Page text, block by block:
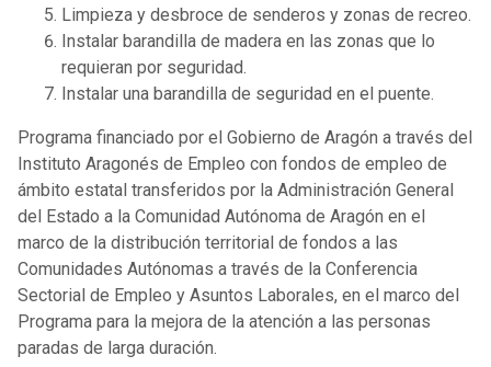
Limpieza y desbroce de senderos y zonas de recreo.
Instalar barandilla de madera en las zonas que lo
requieran por seguridad.
Instalar una barandilla de seguridad en el puente.
Programa financiado por el Gobierno de Aragón a través del
Instituto Aragonés de Empleo con fondos de empleo de
ámbito estatal transferidos por la Administración General
del Estado a la Comunidad Autónoma de Aragón en el
marco de la distribución territorial de fondos a las
Comunidades Autónomas a través de la Conferencia
Sectorial de Empleo y Asuntos Laborales, en el marco del
Programa para la mejora de la atención a las personas
paradas de larga duración.